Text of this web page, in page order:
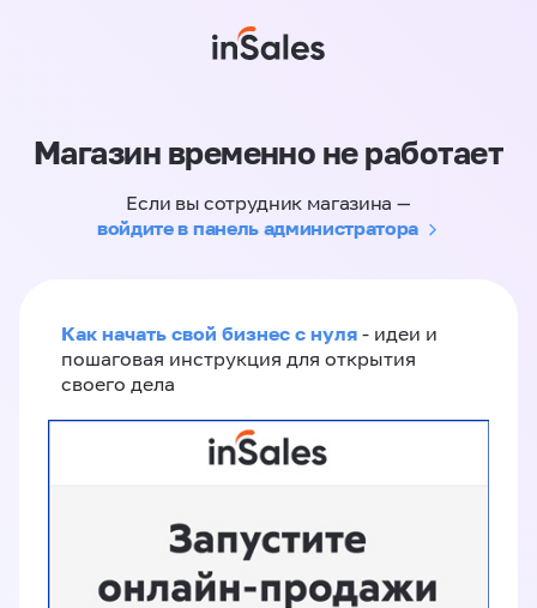
Магазин временно не работает
Если вы сотрудник магазина —
войдите в панель администратора
Как начать свой бизнес с нуля - идеи и
пошаговая инструкция для открытия
своего дела